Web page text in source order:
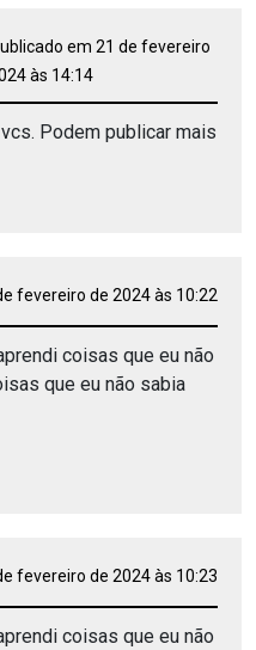
em 21 de fevereiro
às 14:14
Podem publicar mais
fevereiro de 2024 às 10:22
coisas que eu não
que eu não sabia
fevereiro de 2024 às 10:23
coisas que eu não